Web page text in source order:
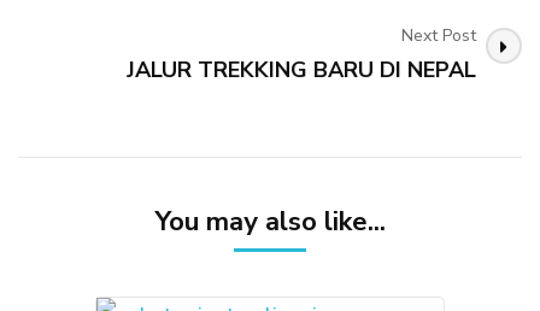
Next Post
JALUR TREKKING BARU DI NEPAL
You may also like...